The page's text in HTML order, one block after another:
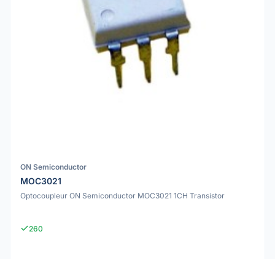
ON Semiconductor
MOC3021
Optocoupleur ON Semiconductor MOC3021 1CH Transistor
260